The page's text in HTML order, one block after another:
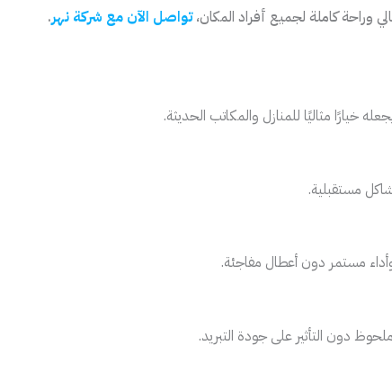
كاملة لجميع أفراد المكان،تواصل الآن مع شركة نهر.
خيارًا مثاليًا للمنازل والمكاتب الحديثة.
مستقبلية.
مستمر دون أعطال مفاجئة.
دون التأثير على جودة التبريد.